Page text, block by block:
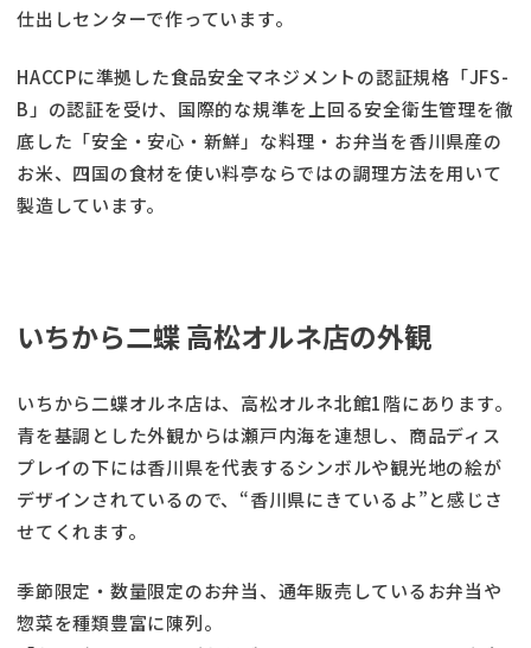
仕出しセンターで作っています。
HACCPに準拠した食品安全マネジメントの認証規格「JFS-
B」の認証を受け、国際的な規準を上回る安全衛生管理を徹
底した「安全・安心・新鮮」な料理・お弁当を香川県産の
お米、四国の食材を使い料亭ならではの調理方法を用いて
製造しています。
いちから二蝶 高松オルネ店の外観
いちから二蝶オルネ店は、高松オルネ北館1階にあります。
青を基調とした外観からは瀬戸内海を連想し、商品ディス
プレイの下には香川県を代表するシンボルや観光地の絵が
デザインされているので、“香川県にきているよ”と感じさ
せてくれます。
季節限定・数量限定のお弁当、通年販売しているお弁当や
惣菜を種類豊富に陳列。